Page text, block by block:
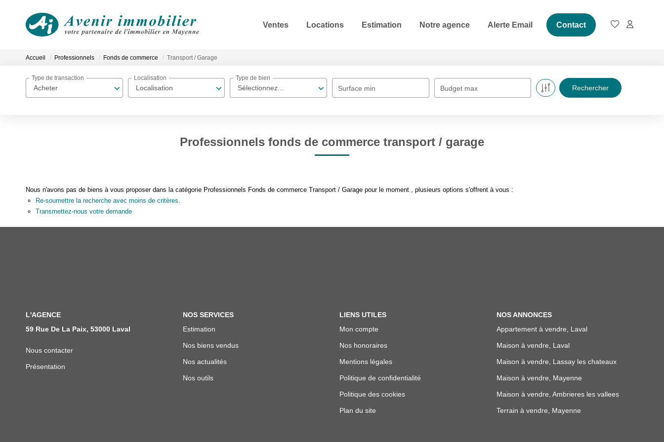
Ventes Locations Estimation Notre agence Alerte Email Contact
Accueil Professionnels Fonds de commerce Transport / Garage
Acheter
Type de transaction
Localisation
Localisation
Sélectionnez...
Type de bien
Surface min Budget max
Professionnels fonds de commerce transport / garage
Nous n'avons pas de biens à vous proposer dans la catégorie Professionnels Fonds de commerce Transport / Garage pour le moment , plusieurs options s'offrent à vous :
Re-soumettre la recherche avec moins de critères.
Transmettez-nous votre demande
L'AGENCE
59 Rue De La Paix, 53000 Laval
Nous contacter
Présentation
NOS SERVICES
Estimation
Nos biens vendus
Nos actualités
Nos outils
LIENS UTILES
Mon compte
Nos honoraires
Mentions légales
Politique de confidentialité
Politique des cookies
Plan du site
NOS ANNONCES
Appartement à vendre, Laval
Maison à vendre, Laval
Maison à vendre, Lassay les chateaux
Maison à vendre, Mayenne
Maison à vendre, Ambrieres les vallees
Terrain à vendre, Mayenne